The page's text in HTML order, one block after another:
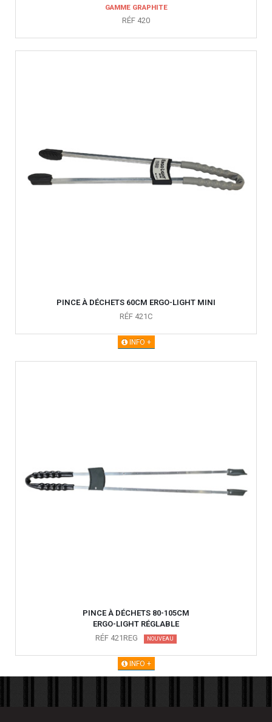
GAMME GRAPHITE
RÉF 420
PINCE À DÉCHETS 60CM ERGO-LIGHT MINI
RÉF 421C
INFO +
PINCE À DÉCHETS 80-105CM
ERGO-LIGHT RÉGLABLE
RÉF 421REG
NOUVEAU
INFO +